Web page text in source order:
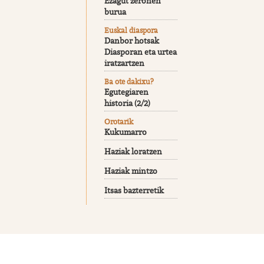
burua
Euskal diaspora
Danbor hotsak
Diasporan eta urtea
iratzartzen
Ba ote dakixu?
Egutegiaren
historia (2/2)
Orotarik
Kukumarro
Haziak loratzen
Haziak mintzo
Itsas bazterretik